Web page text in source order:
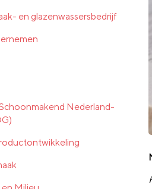
en glazenwassersbedrijf
Nederland-